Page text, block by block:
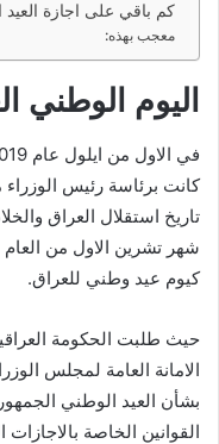
كم باقي على اجازة العيد
معجب بهذه:
اليوم الوطني
كانت برئاسة رئيس
تاريخ استقلال العراق
كيوم عيد وطني للعراق.
حيث طلبت الحكومة
الامانة العامة لمجلس
بشأن العيد الوطني
القوانين الخاصة